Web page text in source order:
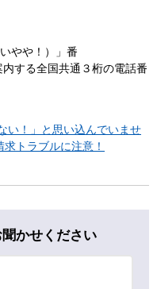
やや！）」番
する全国共通３桁の電話番
い！」と思い込んでいませ
トラブルに注意！
かせください